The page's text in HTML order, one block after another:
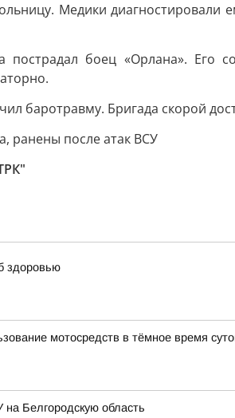
Медики
боец «Орлана». Его
баротравму. Бригада скорой
здоровью
мотосредств в тёмное время
Белгородскую область